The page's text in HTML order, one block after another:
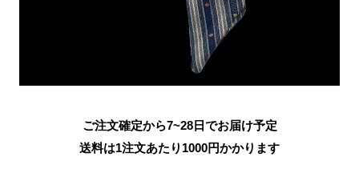
ご注文確定から7~28日でお届け予定
送料は1注文あたり 1000円かかります